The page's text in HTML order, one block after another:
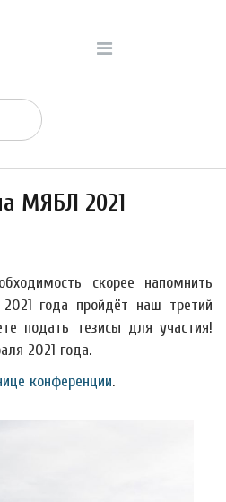
МЯБЛ 2021
скорее напомнить
года пройдёт наш третий
подать тезисы для участия!
2021 года.
конференции.